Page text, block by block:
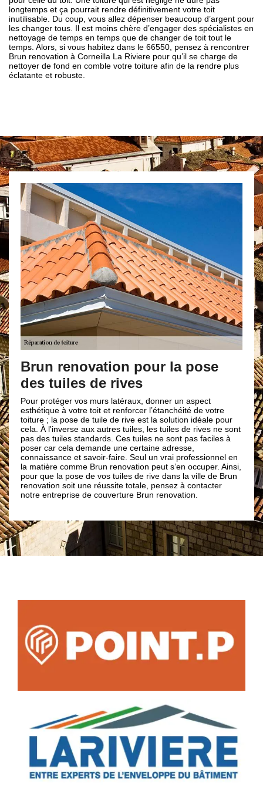
longtemps et ça pourrait rendre définitivement votre toit
inutilisable. Du coup, vous allez dépenser beaucoup d’argent pour
les changer tous. Il est moins chère d’engager des spécialistes en
nettoyage de temps en temps que de changer de toit tout le
temps. Alors, si vous habitez dans le 66550, pensez à rencontrer
Brun renovation à Corneilla La Riviere pour qu’il se charge de
nettoyer de fond en comble votre toiture afin de la rendre plus
éclatante et robuste.
pour la pose
de rives
murs latéraux, donner un aspect
toit et renforcer l’étanchéité de votre
de tuile de rive est la solution idéale pour
aux autres tuiles, les tuiles de rives ne sont
Ces tuiles ne sont pas faciles à
une certaine adresse,
savoir-faire. Seul un vrai professionnel en
Brun renovation peut s’en occuper. Ainsi,
de vos tuiles de rive dans la ville de Brun
une réussite totale, pensez à contacter
de couverture Brun renovation.
Vos
couvreur
Faites part de vos
dans le domaine
ne se trouve pas à
sur les plafonds,
mousse…, mais souvent
cassées. Notre
et savoir-faire
travaux d’infiltration
Riviere 66550. Nous
artisans couvreurs
sauront trouver l’origine